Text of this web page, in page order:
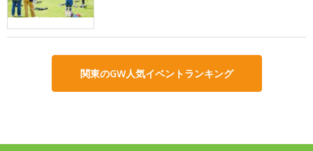
関東のGW人気イベントランキング